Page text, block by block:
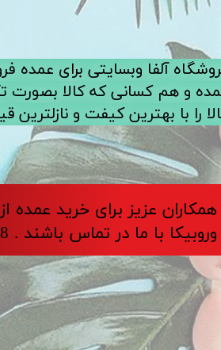
آلفا وبسایتی برای عمده
و هم کسانی که کالا بصورت
را با بهترین کیفت و
​​​همکاران عزیز برای خرید عمده
وروبیکا با ما در تماس باشند . 09339477888